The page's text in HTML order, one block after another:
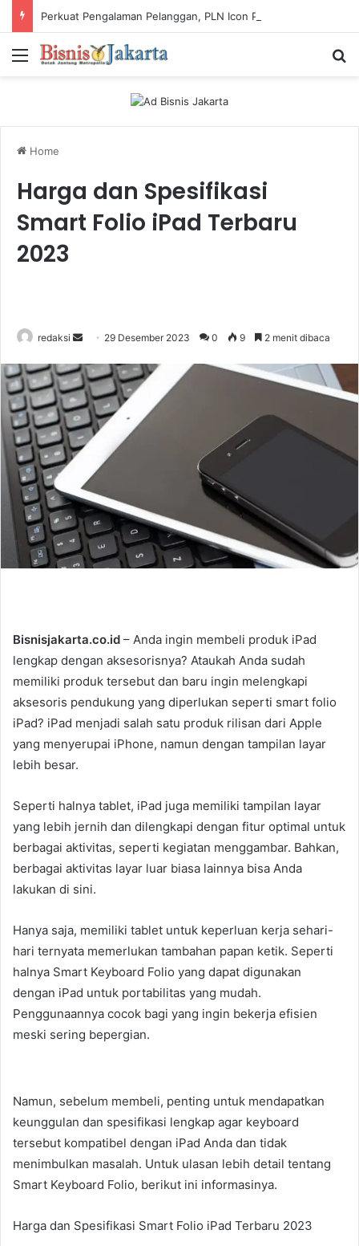
Menu
Home
Harga dan Spesifikasi
Smart Folio iPad Terbaru
2023
redaksi
n
d
a
n
e
a
i
29 Desember 2023 0 9 2 menit dibaca
Bisnisjakarta.co.id – Anda ingin membeli produk iPad
lengkap dengan aksesorisnya? Ataukah Anda sudah
memiliki produk tersebut dan baru ingin melengkapi
aksesoris pendukung yang diperlukan seperti smart folio
iPad? iPad menjadi salah satu produk rilisan dari Apple
yang menyerupai iPhone, namun dengan tampilan layar
lebih besar.
Seperti halnya tablet, iPad juga memiliki tampilan layar
yang lebih jernih dan dilengkapi dengan fitur optimal untuk
berbagai aktivitas, seperti kegiatan menggambar. Bahkan,
berbagai aktivitas layar luar biasa lainnya bisa Anda
lakukan di sini.
Hanya saja, memiliki tablet untuk keperluan kerja sehari-
hari ternyata memerlukan tambahan papan ketik. Seperti
halnya Smart Keyboard Folio yang dapat digunakan
dengan iPad untuk portabilitas yang mudah.
Penggunaannya cocok bagi yang ingin bekerja efisien
meski sering bepergian.
Namun, sebelum membeli, penting untuk mendapatkan
keunggulan dan spesifikasi lengkap agar keyboard
tersebut kompatibel dengan iPad Anda dan tidak
menimbulkan masalah. Untuk ulasan lebih detail tentang
Smart Keyboard Folio, berikut ini informasinya.
Harga dan Spesifikasi Smart Folio iPad Terbaru 2023